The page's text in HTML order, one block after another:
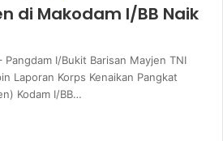
di Makodam I/BB Naik
Pangdam I/Bukit Barisan Mayjen TNI
Laporan Korps Kenaikan Pangkat
Kodam I/BB…